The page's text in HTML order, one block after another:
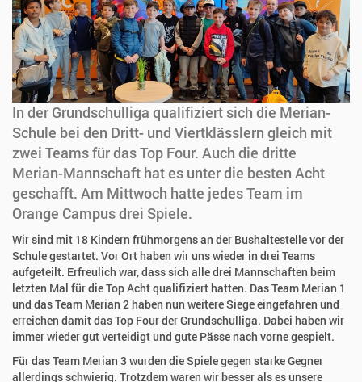
In der Grundschulliga qualifiziert sich die Merian-
Schule bei den Dritt- und Viertklässlern gleich mit
zwei Teams für das Top Four. Auch die dritte
Merian-Mannschaft hat es unter die besten Acht
geschafft. Am Mittwoch hatte jedes Team im
Orange Campus drei Spiele.
Wir sind mit 18 Kindern frühmorgens an der Bushaltestelle vor der
Schule gestartet. Vor Ort haben wir uns wieder in drei Teams
aufgeteilt. Erfreulich war, dass sich alle drei Mannschaften beim
letzten Mal für die Top Acht qualifiziert hatten. Das Team Merian 1
und das Team Merian 2 haben nun weitere Siege eingefahren und
erreichen damit das Top Four der Grundschulliga. Dabei haben wir
immer wieder gut verteidigt und gute Pässe nach vorne gespielt.
Für das Team Merian 3 wurden die Spiele gegen starke Gegner
allerdings schwierig. Trotzdem waren wir besser als es unsere